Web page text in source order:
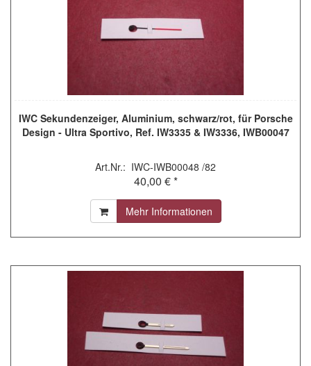
IWC Sekundenzeiger, Aluminium, schwarz/rot, für Porsche
Design - Ultra Sportivo, Ref. IW3335 & IW3336, IWB00047
Art.Nr.: IWC-IWB00048 /82
40,00 € *
Mehr Informationen